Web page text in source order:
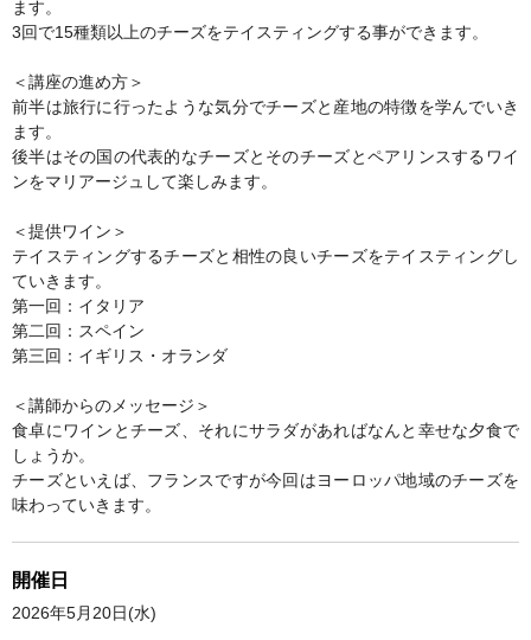
ます。
3回で15種類以上のチーズをテイスティングする事ができます。
＜講座の進め方＞
前半は旅行に行ったような気分でチーズと産地の特徴を学んでいき
ます。
後半はその国の代表的なチーズとそのチーズとペアリンスするワイ
ンをマリアージュして楽しみます。
＜提供ワイン＞
テイスティングするチーズと相性の良いチーズをテイスティングし
ていきます。
第一回：イタリア
第二回：スペイン
第三回：イギリス・オランダ
＜講師からのメッセージ＞
食卓にワインとチーズ、それにサラダがあればなんと幸せな夕食で
しょうか。
チーズといえば、フランスですが今回はヨーロッパ地域のチーズを
味わっていきます。
開催日
2026年5月20日(水)